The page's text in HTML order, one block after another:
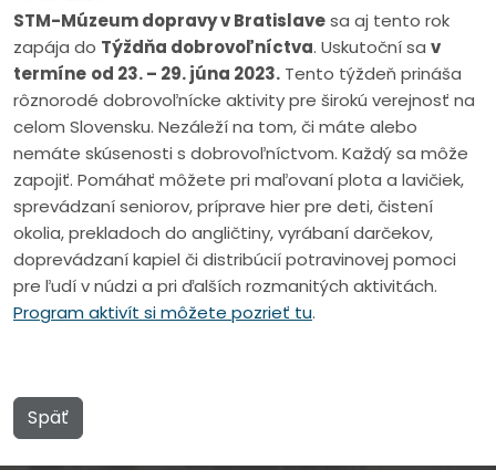
STM-Múzeum dopravy v Bratislavesa aj tento rok
zapája do Týždňa dobrovoľníctva. Uskutoční sa v
termíne od 23. – 29. júna 2023. Tento týždeň prináša
rôznorodé dobrovoľnícke aktivity pre širokú verejnosť na
celom Slovensku. Nezáleží na tom, či máte alebo
nemáte skúsenosti s dobrovoľníctvom. Každý sa môže
zapojiť. Pomáhať môžete pri maľovaní plota a lavičiek,
sprevádzaní seniorov, príprave hier pre deti, čistení
okolia, prekladoch do angličtiny, vyrábaní darčekov,
doprevádzaní kapiel či distribúcií potravinovej pomoci
pre ľudí v núdzi a pri ďalších rozmanitých aktivitách.
Program aktivít si môžete pozrieť tu.
Späť